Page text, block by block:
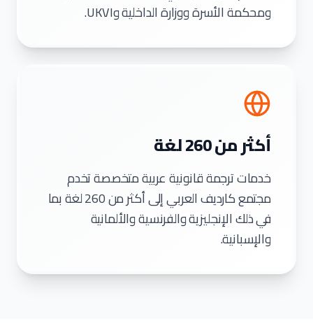
ومحكمة الأسرة ووزارة الداخلية وUKVI.
أكثر من 260 لغة
خدمات ترجمة قانونية عربية متخصصة تخدم
مجتمع كارديف العربي إلى أكثر من 260 لغة بما
في ذلك الإنجليزية والفرنسية والألمانية
والإسبانية.